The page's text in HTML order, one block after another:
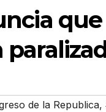
que
de la Republica,